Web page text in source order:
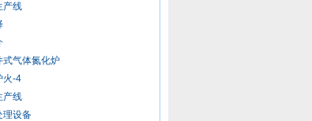
产线
气体氮化炉
火-4
产线
理设备